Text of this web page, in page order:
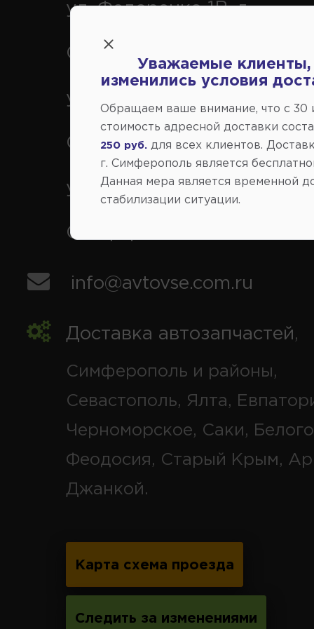
ул. Федоренко 1В, г.
Симферополь
ул. Генерала Васильева
Симферополь
ул. Кубанская 9, г.
Симферополь
info@avtovse.com.ru
Доставка автозапчастей,
Симферополь и районы,
Севастополь, Ялта,
Черноморское, Саки,
Феодосия, Старый Крым,
Джанкой.
Карта схема проезда
Следить за изменениями
Уважаемые клиенты,
изменились условия
Обращаем ваше внимание, что c 30
стоимость адресной доставки
250 руб. для всех клиентов.
г. Симферополь является
Данная мера является временной
стабилизации ситуации.